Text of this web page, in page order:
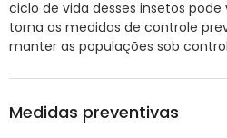
ciclo de vida desses insetos
torna as medidas de controle
manter as populações sob
Medidas preventivas